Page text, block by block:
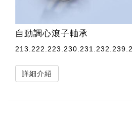
自動調心滾子軸承
詳細介紹